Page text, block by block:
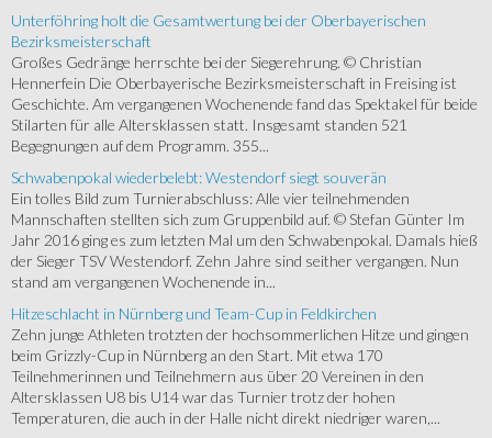
Unterföhring holt die Gesamtwertung bei der Oberbayerischen
Bezirksmeisterschaft
Großes Gedränge herrschte bei der Siegerehrung. © Christian
Hennerfein Die Oberbayerische Bezirksmeisterschaft in Freising ist
Geschichte. Am vergangenen Wochenende fand das Spektakel für beide
Stilarten für alle Altersklassen statt. Insgesamt standen 521
Begegnungen auf dem Programm. 355...
Schwabenpokal wiederbelebt: Westendorf siegt souverän
Ein tolles Bild zum Turnierabschluss: Alle vier teilnehmenden
Mannschaften stellten sich zum Gruppenbild auf. © Stefan Günter Im
Jahr 2016 ging es zum letzten Mal um den Schwabenpokal. Damals hieß
der Sieger TSV Westendorf. Zehn Jahre sind seither vergangen. Nun
stand am vergangenen Wochenende in...
Hitzeschlacht in Nürnberg und Team-Cup in Feldkirchen
Zehn junge Athleten trotzten der hochsommerlichen Hitze und gingen
beim Grizzly-Cup in Nürnberg an den Start. Mit etwa 170
Teilnehmerinnen und Teilnehmern aus über 20 Vereinen in den
Altersklassen U8 bis U14 war das Turnier trotz der hohen
Temperaturen, die auch in der Halle nicht direkt niedriger waren,...